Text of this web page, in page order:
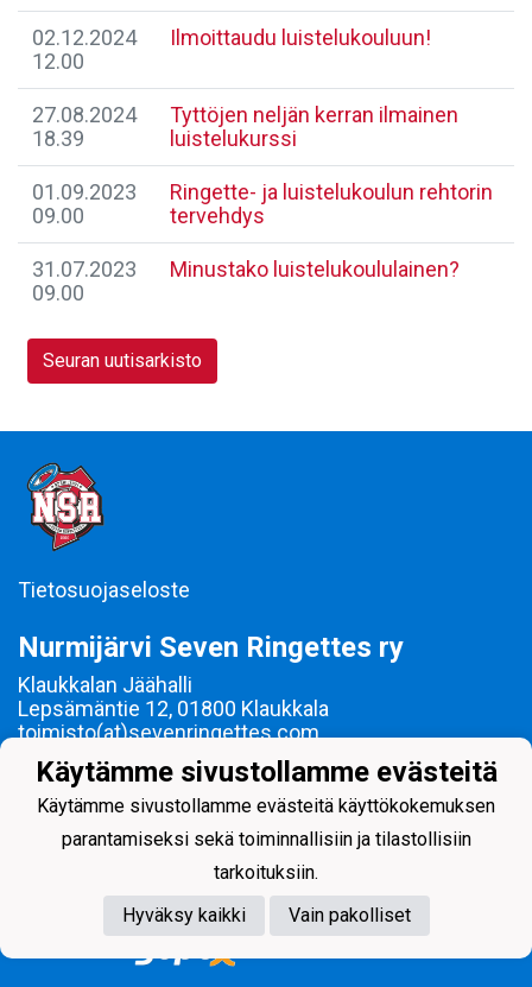
02.12.2024
12.00
Ilmoittaudu luistelukouluun!
27.08.2024
18.39
Tyttöjen neljän kerran ilmainen
luistelukurssi
01.09.2023
09.00
Ringette- ja luistelukoulun rehtorin
tervehdys
31.07.2023
09.00
Minustako luistelukoululainen?
Seuran uutisarkisto
Tietosuojaseloste
Nurmijärvi Seven Ringettes ry
Klaukkalan Jäähalli
Lepsämäntie 12, 01800 Klaukkala
toimisto(at)sevenringettes.com
Y-tunnus: 1619658-9
Ringetteä Nurmijärvellä vuodesta 2000!
Käytämme sivustollamme evästeitä
Käytämme sivustollamme evästeitä käyttökokemuksen
parantamiseksi sekä toiminnallisiin ja tilastollisiin
tarkoituksiin.
Hyväksy kaikki
Vain pakolliset